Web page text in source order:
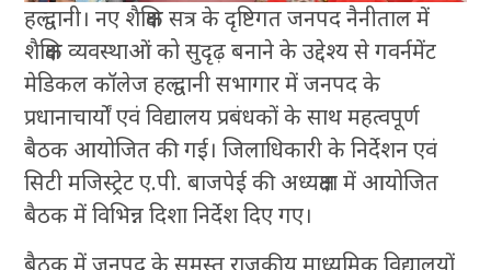
हल्द्वानी। नए शैक्षिक सत्र के दृष्टिगत जनपद नैनीताल में
शैक्षिक व्यवस्थाओं को सुदृढ़ बनाने के उद्देश्य से गवर्नमेंट
मेडिकल कॉलेज हल्द्वानी सभागार में जनपद के
प्रधानाचार्यों एवं विद्यालय प्रबंधकों के साथ महत्वपूर्ण
बैठक आयोजित की गई। जिलाधिकारी के निर्देशन एवं
सिटी मजिस्ट्रेट ए.पी. बाजपेई की अध्यक्षता में आयोजित
बैठक में विभिन्न दिशा निर्देश दिए गए।